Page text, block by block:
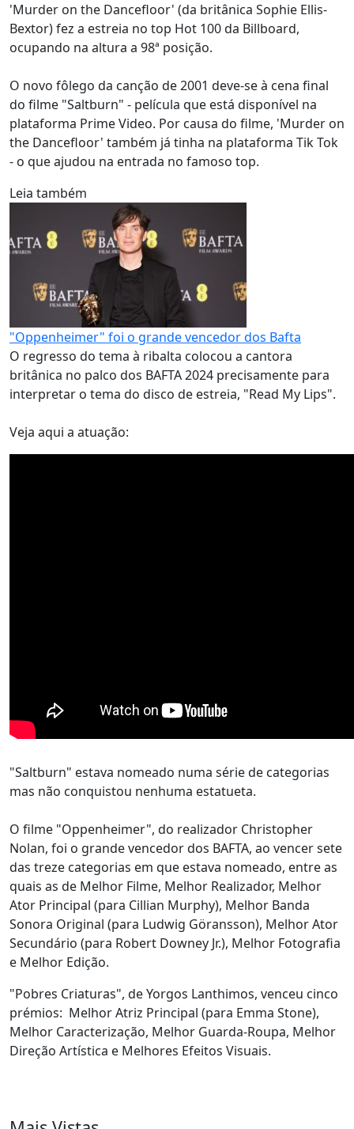
'Murder on the Dancefloor' (da britânica Sophie Ellis-
Bextor) fez a estreia no top Hot 100 da Billboard,
ocupando na altura a 98ª posição.
O novo fôlego da canção de 2001 deve-se à cena final
do filme "Saltburn" - película que está disponível na
plataforma Prime Video. Por causa do filme, 'Murder on
the Dancefloor' também já tinha na plataforma Tik Tok
- o que ajudou na entrada no famoso top.
Leia também
"Oppenheimer" foi o grande vencedor dos Bafta
O regresso do tema à ribalta colocou a cantora
britânica no palco dos BAFTA 2024 precisamente para
interpretar o tema do disco de estreia, "Read My Lips".
Veja aqui a atuação:
"Saltburn" estava nomeado numa série de categorias
mas não conquistou nenhuma estatueta.
O filme "Oppenheimer", do realizador Christopher
Nolan, foi o grande vencedor dos BAFTA, ao vencer sete
das treze categorias em que estava nomeado, entre as
quais as de Melhor Filme, Melhor Realizador, Melhor
Ator Principal (para Cillian Murphy), Melhor Banda
Sonora Original (para Ludwig Göransson), Melhor Ator
Secundário (para Robert Downey Jr.), Melhor Fotografia
e Melhor Edição.
"Pobres Criaturas", de Yorgos Lanthimos, venceu cinco
prémios: Melhor Atriz Principal (para Emma Stone),
Melhor Caracterização, Melhor Guarda-Roupa, Melhor
Direção Artística e Melhores Efeitos Visuais.